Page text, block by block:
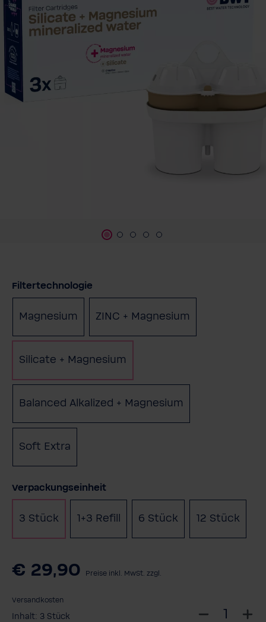
Filtertechnologie
Magnesium ZINC + Magnesium
Silicate + Magnesium
Balanced Alkalized + Magnesium
Soft Extra
Verpackungseinheit
3 Stück 1+3 Refill (Diese Option ist zurzeit nicht
6 Stück 12 Stück
€ 29,90 Preise inkl. MwSt. zzgl.
Versandkosten
Inhalt: 3 Stück
W